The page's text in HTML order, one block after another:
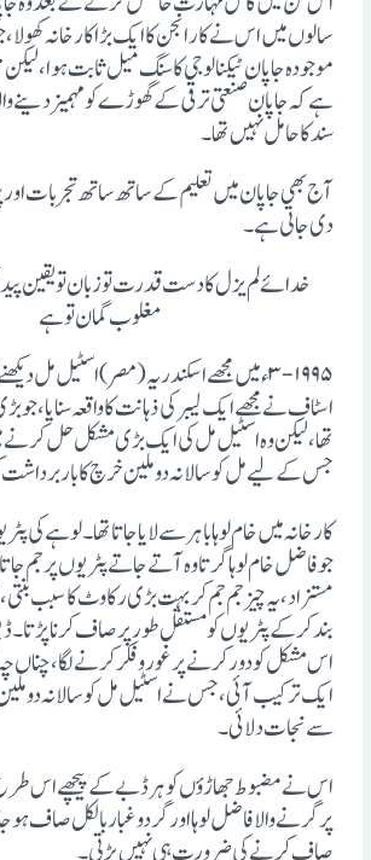
سالوں میں اس نے کار انجن کا ایک بڑا کارخانہ کھولا
موجودہ جاپان ٹیکنالوجی کا سنگ میل ثابت ہوا ،
ہے کہ جاپان صنعتی ترقی کے گھوڑے کو مہمیز دینے
سند کا حامل نہیں تھا ۔
آج بھی جاپان میں تعلیم کے ساتھ ساتھ تجربات اور
دی جاتی ہے ۔
خدائے لم یزل کا دست قدرت تو زبان تو یقین
مغلوب گمان توہے
۳-۱۹۹۵ء میں مجھے اسکندریہ (مصر) اسٹیل مل
اسٹاف نے مجھے ایک لیبر کی ذہانت کا واقعہ سنایا ، جو
تھا، لیکن وہ اسٹیل مل کی ایک بڑی مشکل حل کرنے
جس کے لیے مل کو سالانہ دو ملین خرچ کا بار برداشت
کارخانہ میں خام لوہا باہر سے لایا جاتا تھا ۔ لوہے کی
جو فاضل خام لوہا گرتا وہ آتے جاتے پٹریوں پر جم
مستزاد ، یہ چیز جم جم کر بہت بڑی رکاوٹ کا سبب
بند کرکے پٹریوں کو مستقل طور پر صاف کرنا پڑتا ۔
اس مشکل کو دور کرنے پر غور وفکر کرنے لگا ،
ایک ترکیب آئی، جس نے اسٹیل مل کو سالانہ دو
سے نجات دلائی ۔
اس نے مضبوط جھاڑؤں کو ہر ڈبے کے پیچھے اس طرح
پر گرنے والا فاضل لوہا اور گردو غبار بالکل صاف